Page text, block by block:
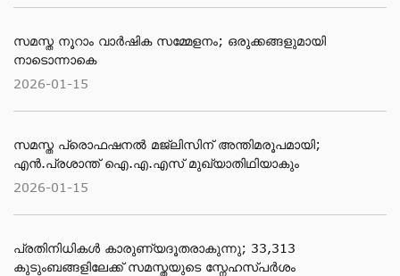
സമസ്ത നൂറാം വാർഷിക സമ്മേളനം; ഒരുക്കങ്ങളുമായി
നാടൊന്നാകെ
2026-01-15
സമസ്ത പ്രൊഫഷനൽ മജ്‌ലിസിന് അന്തിമരൂപമായി;
എൻ.പ്രശാന്ത് ഐ.എ.എസ് മുഖ്യാതിഥിയാകും
2026-01-15
പ്രതിനിധികൾ കാരുണ്യദൂതരാകുന്നു; 33,313
കുടുംബങ്ങളിലേക്ക് സമസ്തയുടെ സ്നേഹസ്പർശം